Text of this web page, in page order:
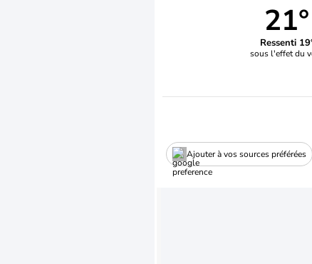
21°
Ressenti
sous l'effet du
Ajouter à vos sources préférées